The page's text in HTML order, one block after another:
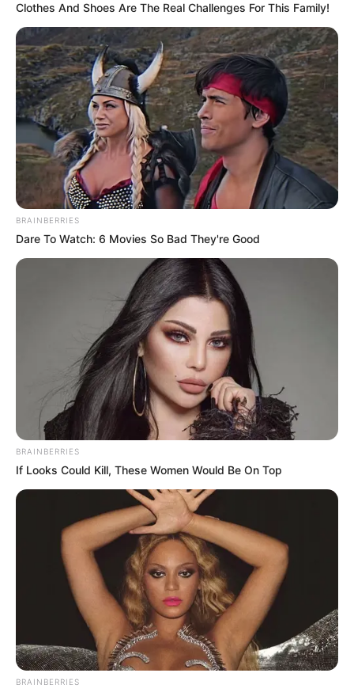
Clothes And Shoes Are The Real Challenges For This Family!
BRAINBERRIES
Dare To Watch: 6 Movies So Bad They're Good
BRAINBERRIES
If Looks Could Kill, These Women Would Be On Top
BRAINBERRIES